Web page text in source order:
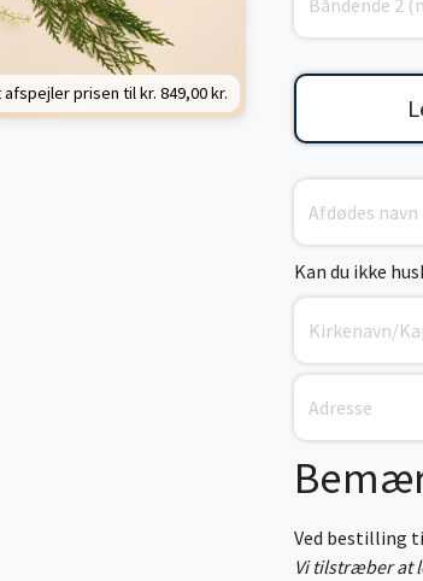
prisen til kr. 849,00 kr.
Kan du ikke
Ved bestilling
Vi tilstræber at